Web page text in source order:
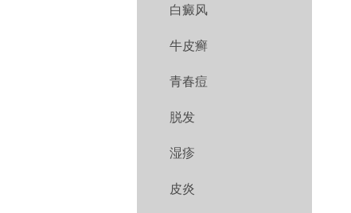
白癜风
牛皮癣
青春痘
脱发
湿疹
皮炎